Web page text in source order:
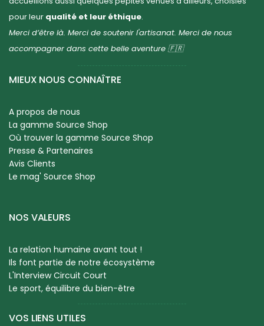
pour leur qualité et leur éthique.
Merci d’être là. Merci de soutenir l'artisanat. Merci de nous
accompagner dans cette belle aventure 🇫🇷
MIEUX NOUS CONNAÎTRE
A propos de nous
La gamme Source Shop
Où trouver la gamme Source Shop
Presse & Partenaires
Avis Clients
Le mag' Source Shop
NOS VALEURS
La relation humaine avant tout !
Ils font partie de notre écosystème
L'Interview Circuit Court
Le sport, équilibre du bien-être
VOS LIENS UTILES